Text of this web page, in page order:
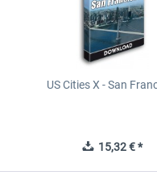
US Cities X - San
15,32 € *